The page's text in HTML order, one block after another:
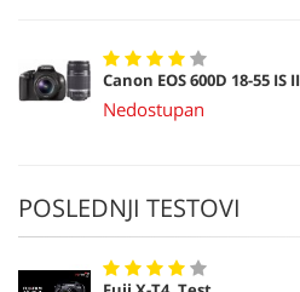
Canon EOS 600D 18-55 IS
Nedostupan
POSLEDNJI TESTOVI